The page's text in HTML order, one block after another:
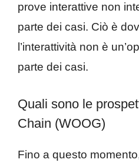
prove interattive non
parte dei casi. Ciò è
l’interattività non è
parte dei casi.
Quali sono le
Chain (WOOG)
Fino a questo